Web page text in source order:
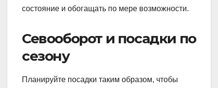
состояние и обогащать по мере возможности.
Севооборот и посадки по
сезону
Планируйте посадки таким образом, чтобы